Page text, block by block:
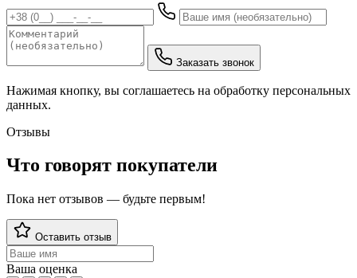
Заказать звонок
Нажимая кнопку, вы соглашаетесь на обработку персональных
данных.
Отзывы
Что говорят покупатели
Пока нет отзывов — будьте первым!
Оставить отзыв
Ваша оценка